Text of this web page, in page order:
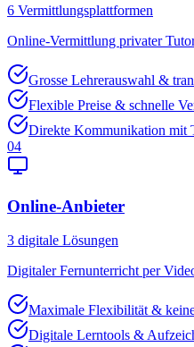
6 Vermittlungsplattformen
Online-Vermittlung privater
Grosse Lehrerauswahl &
Flexible Preise & schnelle
Direkte Kommunikation mit
04
Online-Anbieter
3 digitale Lösungen
Digitaler Fernunterricht per
Maximale Flexibilität &
Digitale Lerntools &